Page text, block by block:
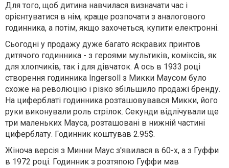
Для того, щоб дитина навчилася визначати час і
орієнтуватися в нім, краще розпочати з аналогового
годинника, а потім, якщо захочеться, купити електронні.
Сьогодні у продажу дуже багато яскравих принтов
дитячого годинника - з героями мультиків, коміксів, як
для хлопчиків, так і для дівчаток. А ось в 1933 році
створення годинника Ingersoll з Микки Маусом було
схоже на революцію і різко збільшило продажі бренду.
На циферблаті годинника розташовувався Микки, його
руки виконували роль стрілок. Секунди відлічували ще
три маленьких Мауса, розташовані в нижній частині
циферблату. Годинник коштував 2.95$.
Жіноча версія з Минни Маус з'явилася в 60-х, а з Гуффи
в 1972 році. Годинник з розтяпою Гуффи мав